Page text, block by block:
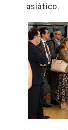
asiático.